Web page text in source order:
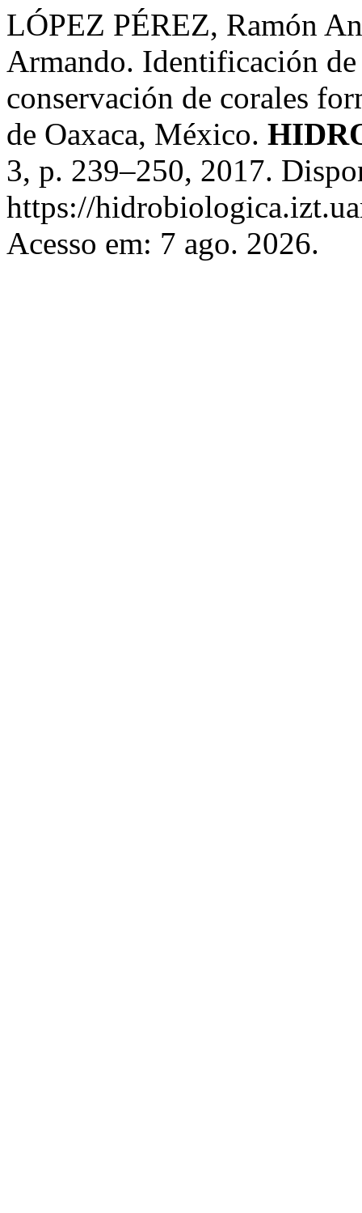
LÓPEZ PÉREZ, Ramón
Armando. Identificación
conservación de corales
de Oaxaca, México.
3, p. 239–250, 2017.
https://
Acesso em: 7 ago. 2026.